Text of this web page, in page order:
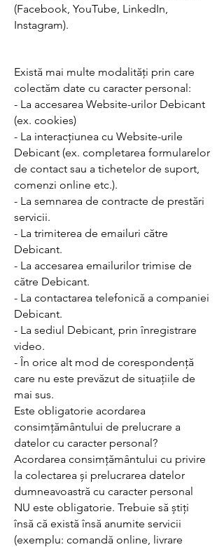
(Facebook, YouTube, LinkedIn,
Instagram).
Există mai multe modalități prin care
colectăm date cu caracter personal:
- La accesarea Website-urilor Debicant
(ex. cookies)
- La interacțiunea cu Website-urile
Debicant (ex. completarea formularelor
de contact sau a tichetelor de suport,
comenzi online etc.).
- La semnarea de contracte de prestări
servicii.
- La trimiterea de emailuri către
Debicant.
- La accesarea emailurilor trimise de
către Debicant.
- La contactarea telefonică a companiei
Debicant.
- La sediul Debicant, prin înregistrare
video.
- În orice alt mod de corespondență
care nu este prevăzut de situațiile de
mai sus.
Este obligatorie acordarea
consimțământului de prelucrare a
datelor cu caracter personal?
Acordarea consimțământului cu privire
la colectarea și prelucrarea datelor
dumneavoastră cu caracter personal
NU este obligatorie. Trebuie să știți
însă că există însă anumite servicii
(exemplu: comandă online, livrare